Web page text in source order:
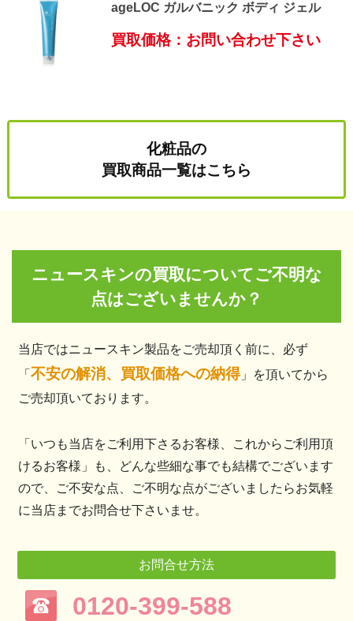
ageLOC ガルバニック ボディ ジェル
買取価格：お問い合わせ下さい
化粧品の
買取商品一覧はこちら
ニュースキンの買取についてご不明な
点はございませんか？
当店ではニュースキン製品をご売却頂く前に、必ず
「不安の解消、買取価格への納得」を頂いてから
ご売却頂いております。
「いつも当店をご利用下さるお客様、これからご利用頂
けるお客様」も、どんな些細な事でも結構でございます
ので、ご不安な点、ご不明な点がございましたらお気軽
に当店までお問合せ下さいませ。
お問合せ方法
0120-399-588